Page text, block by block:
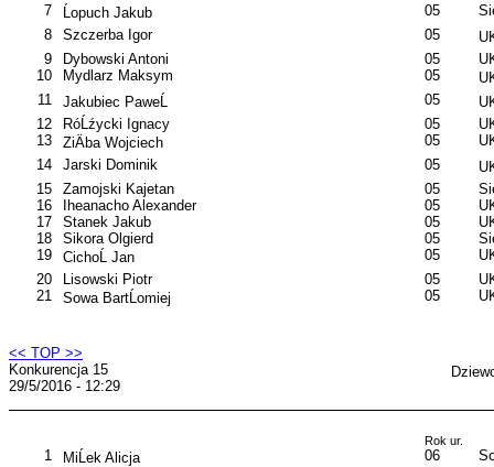
7
Ĺopuch Jakub 05
8
Szczerba Igor 05
9
Dybowski Antoni 05
10
Mydlarz Maksym 05
11
Jakubiec PaweĹ 05
12
RóĹźycki Ignacy 05
13
ZiÄba Wojciech 05
14
Jarski Dominik 05
15
Zamojski Kajetan 05
16
Iheanacho Alexander 05
17
Stanek Jakub 05
18
Sikora Olgierd 05
19
CichoĹ Jan 05
20
Lisowski Piotr 05
21
Sowa BartĹomiej 05
<< TOP >>
Konkurencja 15
29/5/2016 - 12:29
Rok ur.
1 MiĹek Alicja 06